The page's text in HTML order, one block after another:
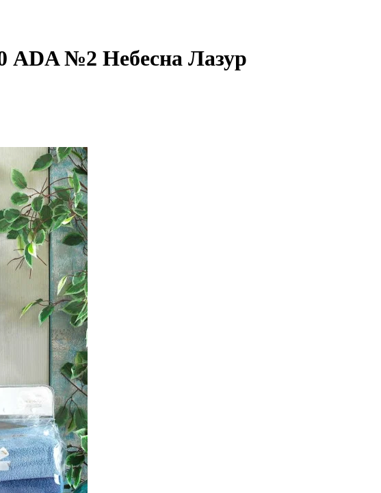
ADA №2 Небесна Лазур